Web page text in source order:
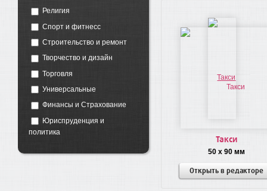
Религия
Спорт и фитнесс
Строительство и ремонт
Творчество и дизайн
Торговля
Универсальные
Финансы и Страхование
Юриспруденция и
политика
Такси
50 x 90 мм
Открыть в редакторе